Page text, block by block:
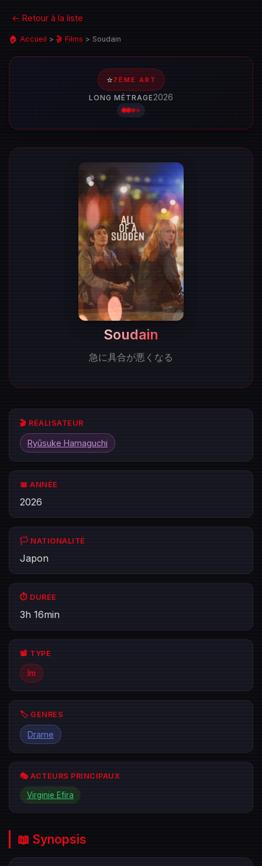
← Retour à la liste
🏠 Accueil > 🎬 Films > Soudain
⭐7ÈME ART
LONG MÉTRAGE2026
Soudain
急に具合が悪くなる
🎬 RÉALISATEUR
Ryūsuke Hamaguchi
📅 ANNÉE
2026
🏳️ NATIONALITÉ
Japon
⏱️ DURÉE
3h 16min
📽️ TYPE
lm
🏷️ GENRES
Drame
🎭 ACTEURS PRINCIPAUX
Virginie Efira
📖 Synopsis